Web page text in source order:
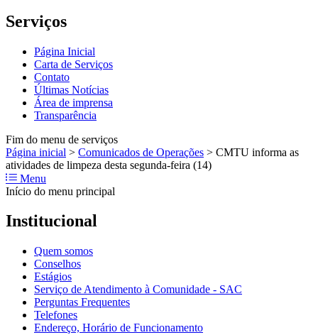
Serviços
Página Inicial
Carta de Serviços
Contato
Últimas Notícias
Área de imprensa
Transparência
Fim do menu de serviços
Página inicial > Comunicados de Operações > CMTU informa as
atividades de limpeza desta segunda-feira (14)
Menu
Início do menu principal
Institucional
Quem somos
Conselhos
Estágios
Serviço de Atendimento à Comunidade - SAC
Perguntas Frequentes
Telefones
Endereço, Horário de Funcionamento